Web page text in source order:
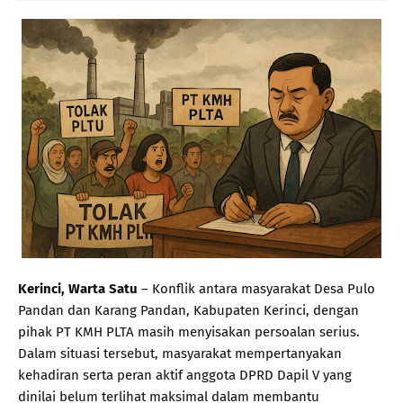
Kerinci, Warta Satu – Konflik antara masyarakat Desa Pulo
Pandan dan Karang Pandan, Kabupaten Kerinci, dengan
pihak PT KMH PLTA masih menyisakan persoalan serius.
Dalam situasi tersebut, masyarakat mempertanyakan
kehadiran serta peran aktif anggota DPRD Dapil V yang
dinilai belum terlihat maksimal dalam membantu